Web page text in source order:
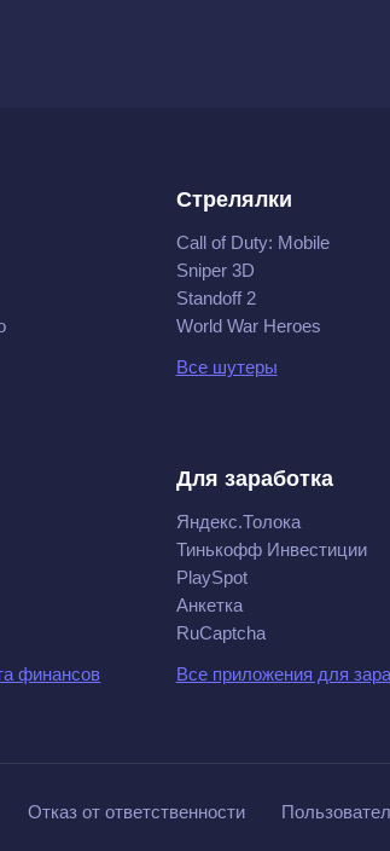
Стрелялки
Call of Duty: Mobile
Sniper 3D
Standoff 2
World War Heroes
Все шутеры
финансов
Для заработка
Яндекс.Толока
Тинькофф Инвестиции
PlaySpot
Анкетка
RuCaptcha
Все приложения для
Отказ от ответственности